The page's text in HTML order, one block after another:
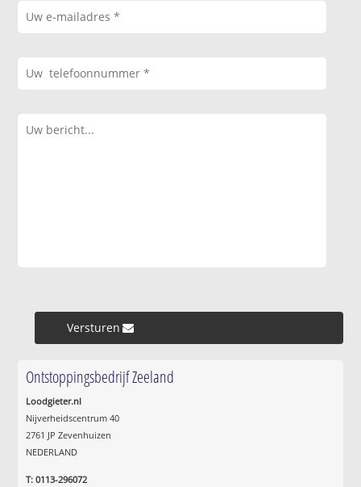
Versturen »
Ontstoppingsbedrijf Zeeland
Loodgieter.nl
Nijverheidscentrum 40
2761 JP Zevenhuizen
NEDERLAND
T: 0113-296072